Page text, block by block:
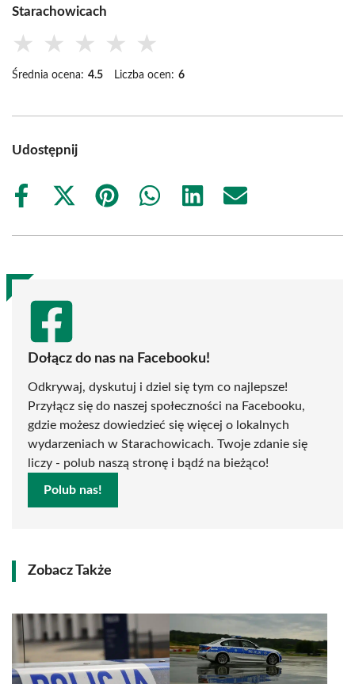
Starachowicach
★ ★ ★ ★ ★
Średnia ocena: 4.5 Liczba ocen: 6
Udostępnij
Share
Share
(Twitter)
Share
Share
Share
Share
Dołącz do nas na Facebooku!
Odkrywaj, dyskutuj i dziel się tym co najlepsze!
Przyłącz się do naszej społeczności na Facebooku,
gdzie możesz dowiedzieć się więcej o lokalnych
wydarzeniach w Starachowicach. Twoje zdanie się
liczy - polub naszą stronę i bądź na bieżąco!
Polub nas!
Zobacz Także